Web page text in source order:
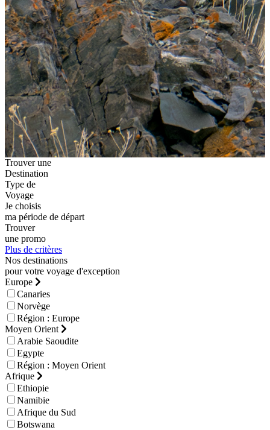
Trouver une
Destination
Type de
Voyage
Je choisis
ma période de départ
Trouver
une promo
Plus de critères
Nos destinations
pour votre voyage d'exception
Europe
Canaries
Norvège
Région : Europe
Moyen Orient
Arabie Saoudite
Egypte
Région : Moyen Orient
Afrique
Ethiopie
Namibie
Afrique du Sud
Botswana